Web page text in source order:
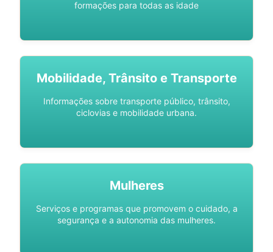
formações para todas as idade
Mobilidade, Trânsito e Transporte
Informações sobre transporte público, trânsito,
ciclovias e mobilidade urbana.
Mulheres
Serviços e programas que promovem o cuidado, a
segurança e a autonomia das mulheres.